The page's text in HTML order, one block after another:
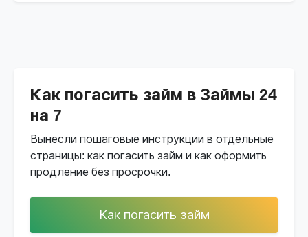
Как погасить займ в Займы 24
на 7
Вынесли пошаговые инструкции в отдельные
страницы: как погасить займ и как оформить
продление без просрочки.
Как погасить займ